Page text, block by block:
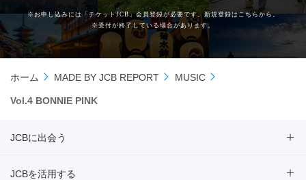
※お申し込みには「チケットJCB」会員登録が必要です。新規登録はこちら から。
※受付が終了している場合があります。
ホーム MADE BY JCB REPORT MUSIC
Vol.4 BONNIE PINK
JCBに出会う
JCBを活用する